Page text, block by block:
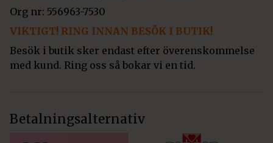
Org nr: 556963-7530
VIKTIGT! RING INNAN BESÖK I BUTIK!
Besök i butik sker endast efter överenskommelse
med kund. Ring oss så bokar vi en tid.
Betalningsalternativ